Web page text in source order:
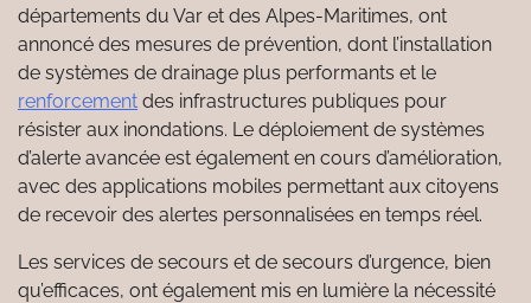
départements du Var et des Alpes-Maritimes, ont
annoncé des mesures de prévention, dont l’installation
de systèmes de drainage plus performants et le
renforcement des infrastructures publiques pour
résister aux inondations. Le déploiement de systèmes
d’alerte avancée est également en cours d’amélioration,
avec des applications mobiles permettant aux citoyens
de recevoir des alertes personnalisées en temps réel.
Les services de secours et de secours d’urgence, bien
qu’efficaces, ont également mis en lumière la nécessité